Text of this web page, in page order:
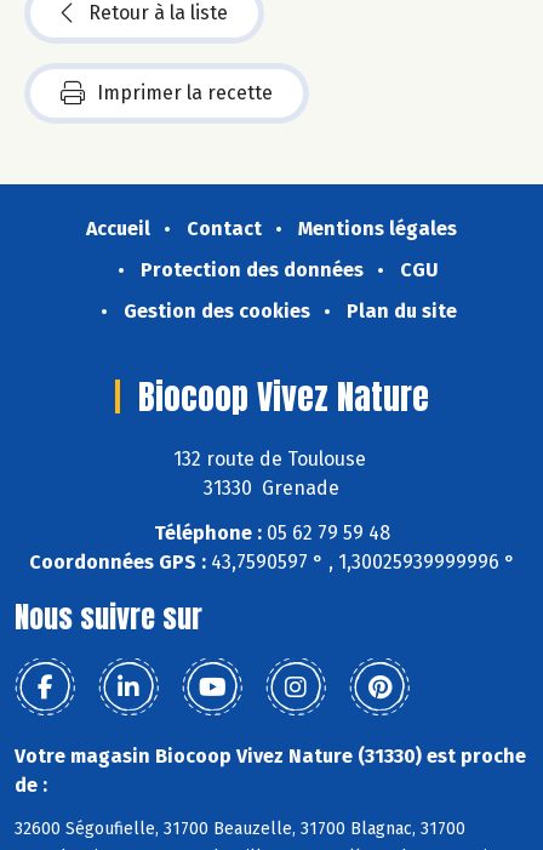
Retour à la liste
Imprimer la recette
Accueil Contact
Mentions légales
Protection des données
CGU
Gestion des cookies
Plan du site
Biocoop Vivez Nature
132 route de Toulouse
31330 Grenade
Téléphone :05 62 79 59 48
Coordonnées GPS :43,7590597 ° , 1,30025939999996 °
Nous suivre sur
Votre magasin Biocoop Vivez Nature (31330) est proche
de :
32600 Ségoufielle, 31700 Beauzelle, 31700 Blagnac, 31700